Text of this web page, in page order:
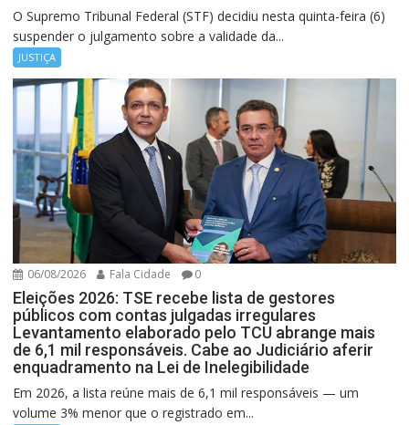
O Supremo Tribunal Federal (STF) decidiu nesta quinta-feira (6)
suspender o julgamento sobre a validade da...
JUSTIÇA
06/08/2026 Fala Cidade 0
Eleições 2026: TSE recebe lista de gestores
públicos com contas julgadas irregulares
Levantamento elaborado pelo TCU abrange mais
de 6,1 mil responsáveis. Cabe ao Judiciário aferir
enquadramento na Lei de Inelegibilidade
Em 2026, a lista reúne mais de 6,1 mil responsáveis — um
volume 3% menor que o registrado em...